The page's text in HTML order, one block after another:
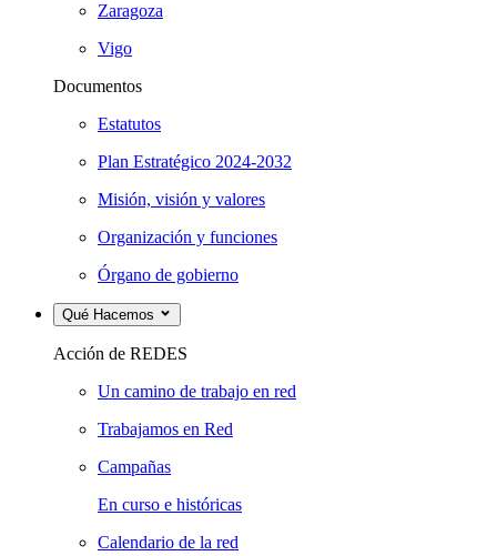
Zaragoza
Vigo
Documentos
Estatutos
Plan Estratégico 2024-2032
Misión, visión y valores
Organización y funciones
Órgano de gobierno
Qué Hacemos
Acción de REDES
Un camino de trabajo en red
Trabajamos en Red
Campañas
En curso e históricas
Calendario de la red